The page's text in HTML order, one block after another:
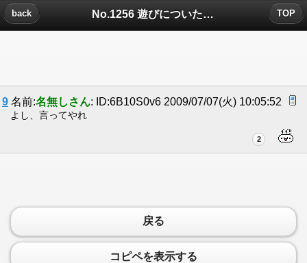
No.1256 遊びについたコメント
back TOP
9 名前:名無しさん: ID:6B10S0v6 2009/07/07(火) 10:05:52
よし、言ってやれ
2
戻る
コピペを表示する